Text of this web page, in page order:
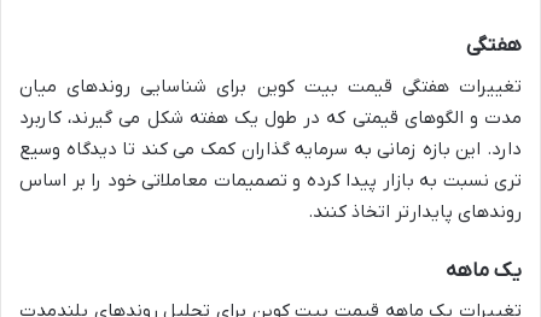
هفتگی
تغییرات هفتگی قیمت بیت کوین برای شناسایی روندهای میان
مدت و الگوهای قیمتی که در طول یک هفته شکل می گیرند، کاربرد
دارد. این بازه زمانی به سرمایه گذاران کمک می کند تا دیدگاه وسیع
تری نسبت به بازار پیدا کرده و تصمیمات معاملاتی خود را بر اساس
روندهای پایدارتر اتخاذ کنند.
یک ماهه
تغییرات یک ماهه قیمت بیت کوین برای تحلیل روندهای بلندمدت